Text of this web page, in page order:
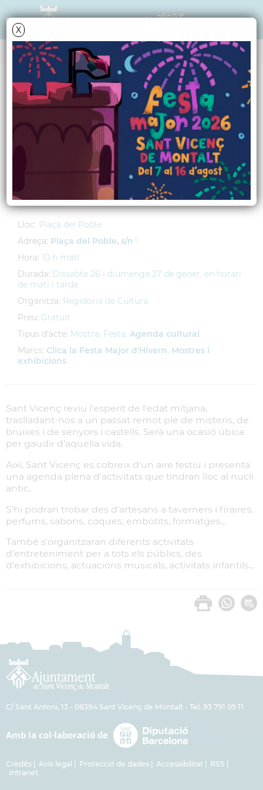
X
AGENDA
Diumenge27 gener 2013
Mercat Medieval
Dissabte 26 i diumenge 27 de
Lloc: Plaça del Poble
Adreça: Plaça del Poble, s/n
Hora: 10 h matí
Durada: Dissabte 26 i diumenge 27 de gener, en horari
de matí i tarda
Organitza: Regidoria de Cultura
Preu: Gratuït
Tipus d'acte: Mostra, Festa, Agenda cultural
Marcs: Clica la Festa Major d'Hivern, Mostres i
exhibicions
Sant Vicenç reviu l'esperit de l'edat mitjana,
traslladant-nos a un passat remot ple de misteris, de
bruixes i de senyors i castells. Serà una ocasió úbica
per gaudir d'aquella vida.
Així, Sant Vicenç es cobreix d'un aire festiu i presenta
una agenda plena d'activitats que tindran lloc al nucli
antic.
S'hi podran trobar des d'artesans a taverners i firaires,
perfums, sabons, coques, embotits, formatges...
També s'organitzaran diferents activitats
d'entreteniment per a tots els públics, des
d'exhibicions, actuacions musicals, activitats infantils...
C/ Sant Antoni, 13 - 08394 Sant Vicenç de Montalt - Tel. 93 791 05 11
Crèdits Avís legal Protecció de dades Accessibilitat
RSS
Intranet